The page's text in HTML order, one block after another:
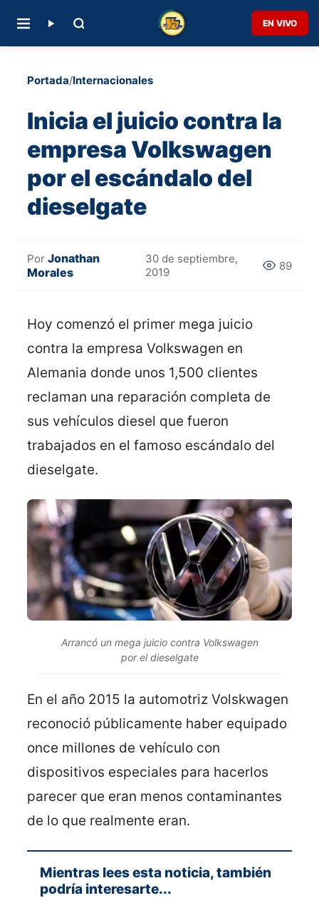
EN VIVO
Portada/Internacionales
Inicia el juicio contra la
empresa Volkswagen
por el escándalo del
dieselgate
Por Jonathan
Morales
30 de septiembre,
2019
89
Hoy comenzó el primer mega juicio
contra la empresa Volkswagen en
Alemania donde unos 1,500 clientes
reclaman una reparación completa de
sus vehículos diesel que fueron
trabajados en el famoso escándalo del
dieselgate.
Arrancó un mega juicio contra Volkswagen
por el dieselgate
En el año 2015 la automotriz Volskwagen
reconoció públicamente haber equipado
once millones de vehículo con
dispositivos especiales para hacerlos
parecer que eran menos contaminantes
de lo que realmente eran.
Mientras lees esta noticia, también
podría interesarte...